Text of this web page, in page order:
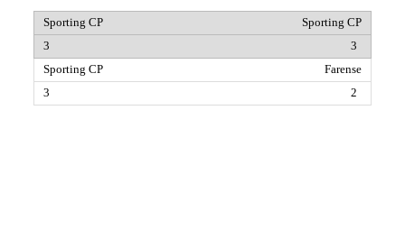
Sporting CP
3
Farense
2